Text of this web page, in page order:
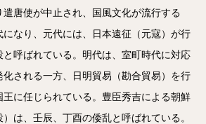
唐使が中止され、国風文化が流行する
なり、元代には、日本遠征（元寇）が行
呼ばれている。明代は、室町時代に対応
化される一方、日明貿易（勘合貿易）を行
王に任じられている。豊臣秀吉による朝鮮
は、壬辰、丁酉の倭乱と呼ばれている。